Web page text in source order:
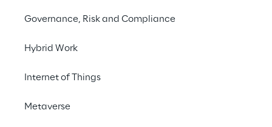
Governance, Risk and Compliance
Hybrid Work
Internet of Things
Metaverse